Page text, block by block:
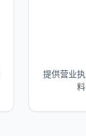
提供营业